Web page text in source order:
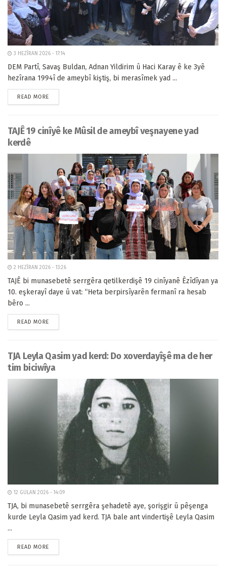
3 HEZÎRAN 2026 - 17:14
DEM Partî, Savaş Buldan, Adnan Yildirim û Haci Karay ê ke 3yê
hezîrana 1994î de ameybî kiştiş, bi merasîmek yad ...
READ MORE
TAJÊ 19 cinîyê ke Mûsil de ameybî veşnayene yad
kerdê
2 HEZÎRAN 2026 - 13:26
TAJÊ bi munasebetê serrgêra qetilkerdişê 19 cinîyanê Êzîdîyan ya
10. eşkerayî daye û vat: “Heta berpirsîyarên fermanî ra hesab
bêro ...
READ MORE
TJA Leyla Qasim yad kerd: Do xoverdayîşê ma de her
tim biciwîya
12 GULAN 2026 - 14:09
TJA, bi munasebetê serrgêra şehadetê aye, şorişgir û pêşenga
kurde Leyla Qasim yad kerd. TJA bale ant vindertişê Leyla Qasim
...
READ MORE